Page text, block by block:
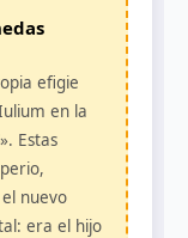
efigie
en la
Estas
nuevo
era el hijo